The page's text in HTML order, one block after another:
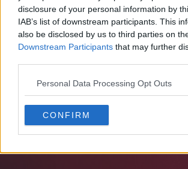
disclosure of your personal information by
IAB’s list of downstream participants. This
also be disclosed by us to third parties on
Downstream Participants that may further
Personal Data Processing Opt Outs
CONFIRM